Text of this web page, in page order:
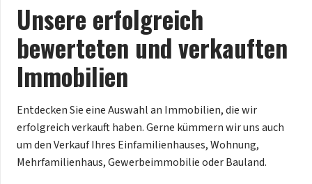
Unsere erfolgreich
bewerteten und verkauften
Immobilien
Entdecken Sie eine Auswahl an Immobilien, die wir
erfolgreich verkauft haben. Gerne kümmern wir uns auch
um den Verkauf Ihres Einfamilienhauses, Wohnung,
Mehrfamilienhaus, Gewerbeimmobilie oder Bauland.